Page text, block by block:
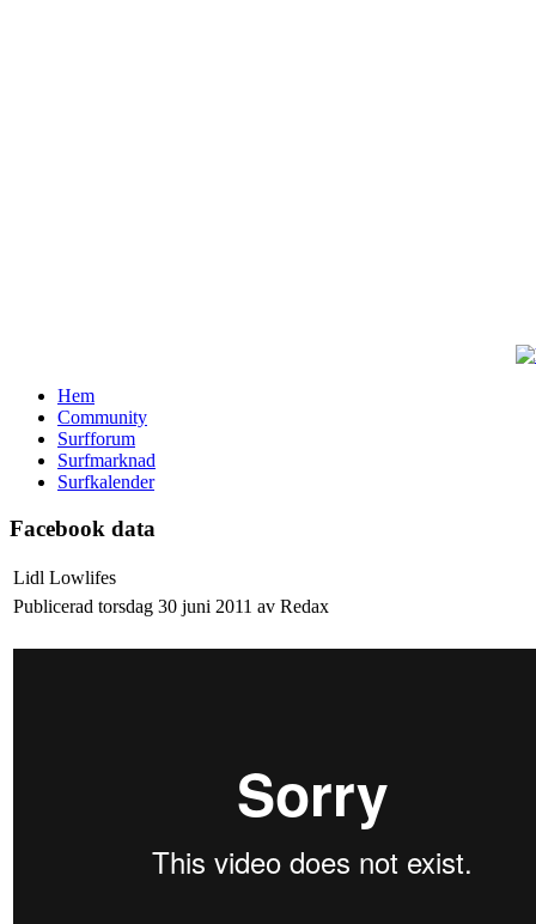
Hem
Community
Surfforum
Surfmarknad
Surfkalender
Facebook data
Lidl Lowlifes
Publicerad torsdag 30 juni 2011 av Redax